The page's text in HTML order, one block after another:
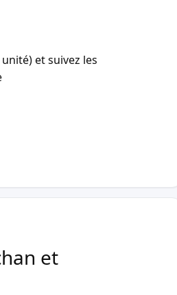
et suivez les
et